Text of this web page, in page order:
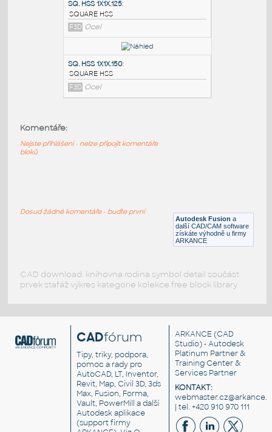
F3D Ocel
SQ. HSS 1X1X.110:
SQUARE HSS
F3D Ocel
F3D Ocel
Autodesk Fusion a
další CAD/CAM software
získáte výhodně u firmy
ARKANCE
Komentáře:
Nejste přihlášeni - nelze připojit komentáře
bloků
Dosud žádné komentáře - buďte první
CAD download: knihovna rodina symbol detail součást
prvek stafáž výkres kategorie kolekce free block library
CADfórum
Tipy, triky, podpora,
pomoc a rady pro
AutoCAD, LT, Inventor,
Revit, Map, Civil 3D, 3ds
Max, Fusion, Forma,
Vault, PowerMill a další
Autodesk aplikace
(support firmy
ARKANCE (CAD
Studio) - Autodesk
Platinum Partner &
Training Center &
Services Partner
KONTAKT:
| tel. +420 910 970 111